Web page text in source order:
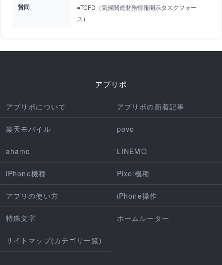
賛同
●TCFD（気候関連財務情報開示タスクフォー
ス）
アプリポ
アプリポについて アプリポの新着記事
楽天モバイル povo
ahamo LINEMO
iPhone機種 Pixel機種
アプリの使い方 iPhone操作
特殊文字 ホームルーター
サイトマップ(カテゴリ一覧)